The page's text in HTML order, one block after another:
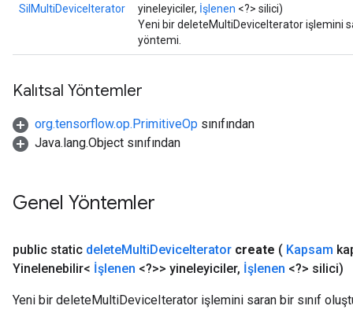
SilMultiDeviceIterator
yineleyiciler, İşlenen <?> silici)
Yeni bir deleteMultiDeviceIterator işlemini
yöntemi.
Kalıtsal Yöntemler
org.tensorflow.op.PrimitiveOp sınıfından
Java.lang.Object sınıfından
Genel Yöntemler
public static deleteMultiDeviceIterator create ( Kapsam
Yinelenebilir< İşlenen <?>> yineleyiciler, İşlenen <?> silici)
Yeni bir deleteMultiDeviceIterator işlemini saran bir sınıf